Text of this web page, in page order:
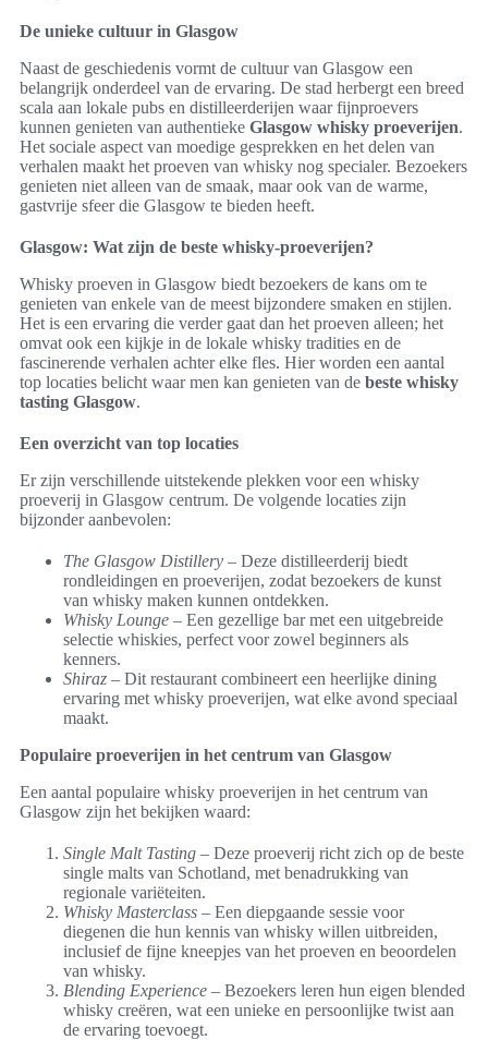
De unieke cultuur in Glasgow
Naast de geschiedenis vormt de cultuur van Glasgow een
belangrijk onderdeel van de ervaring. De stad herbergt een breed
scala aan lokale pubs en distilleerderijen waar fijnproevers
kunnen genieten van authentieke Glasgow whisky proeverijen.
Het sociale aspect van moedige gesprekken en het delen van
verhalen maakt het proeven van whisky nog specialer. Bezoekers
genieten niet alleen van de smaak, maar ook van de warme,
gastvrije sfeer die Glasgow te bieden heeft.
Glasgow: Wat zijn de beste whisky-proeverijen?
Whisky proeven in Glasgow biedt bezoekers de kans om te
genieten van enkele van de meest bijzondere smaken en stijlen.
Het is een ervaring die verder gaat dan het proeven alleen; het
omvat ook een kijkje in de lokale whisky tradities en de
fascinerende verhalen achter elke fles. Hier worden een aantal
top locaties belicht waar men kan genieten van de beste whisky
tasting Glasgow.
Een overzicht van top locaties
Er zijn verschillende uitstekende plekken voor een whisky
proeverij in Glasgow centrum. De volgende locaties zijn
bijzonder aanbevolen:
The Glasgow Distillery – Deze distilleerderij biedt
rondleidingen en proeverijen, zodat bezoekers de kunst
van whisky maken kunnen ontdekken.
Whisky Lounge – Een gezellige bar met een uitgebreide
selectie whiskies, perfect voor zowel beginners als
kenners.
Shiraz – Dit restaurant combineert een heerlijke dining
ervaring met whisky proeverijen, wat elke avond speciaal
maakt.
Populaire proeverijen in het centrum van Glasgow
Een aantal populaire whisky proeverijen in het centrum van
Glasgow zijn het bekijken waard:
Single Malt Tasting – Deze proeverij richt zich op de beste
single malts van Schotland, met benadrukking van
regionale variëteiten.
Whisky Masterclass – Een diepgaande sessie voor
diegenen die hun kennis van whisky willen uitbreiden,
inclusief de fijne kneepjes van het proeven en beoordelen
van whisky.
Blending Experience – Bezoekers leren hun eigen blended
whisky creëren, wat een unieke en persoonlijke twist aan
de ervaring toevoegt.